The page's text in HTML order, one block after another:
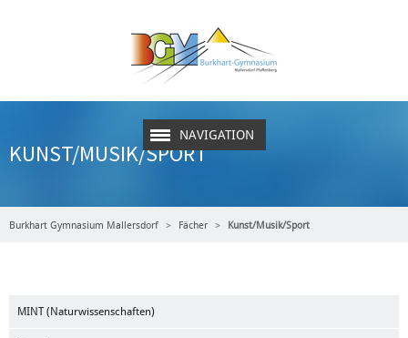
NAVIGATION
KUNST/MUSIK/SPORT
Burkhart Gymnasium Mallersdorf Fächer Kunst/Musik/Sport
MINT (Naturwissenschaften)